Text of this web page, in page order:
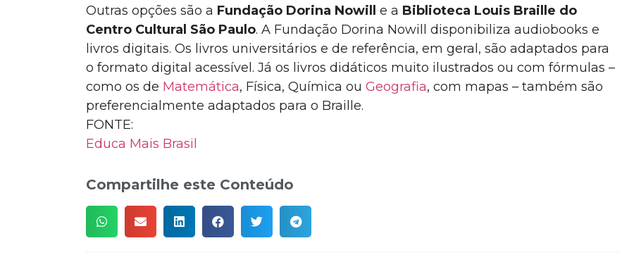
Outras opções são a Fundação Dorina Nowill e a Biblioteca Louis Braille do
Centro Cultural São Paulo. A Fundação Dorina Nowill disponibiliza audiobooks e
livros digitais. Os livros universitários e de referência, em geral, são adaptados para
o formato digital acessível. Já os livros didáticos muito ilustrados ou com fórmulas –
como os de Matemática, Física, Química ou Geografia, com mapas – também são
preferencialmente adaptados para o Braille.
FONTE:
Educa Mais Brasil
Compartilhe este Conteúdo